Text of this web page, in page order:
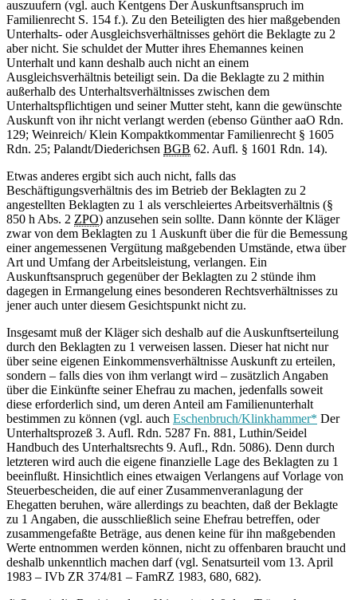
auszuufern (vgl. auch Kentgens Der Auskunftsanspruch im
Familienrecht S. 154 f.). Zu den Beteiligten des hier maßgebenden
Unterhalts- oder Ausgleichsverhältnisses gehört die Beklagte zu 2
aber nicht. Sie schuldet der Mutter ihres Ehemannes keinen
Unterhalt und kann deshalb auch nicht an einem
Ausgleichsverhältnis beteiligt sein. Da die Beklagte zu 2 mithin
außerhalb des Unterhaltsverhältnisses zwischen dem
Unterhaltspflichtigen und seiner Mutter steht, kann die gewünschte
Auskunft von ihr nicht verlangt werden (ebenso Günther aaO Rdn.
129; Weinreich/ Klein Kompaktkommentar Familienrecht § 1605
Rdn. 25; Palandt/Diederichsen BGB 62. Aufl. § 1601 Rdn. 14).
Etwas anderes ergibt sich auch nicht, falls das
Beschäftigungsverhältnis des im Betrieb der Beklagten zu 2
angestellten Beklagten zu 1 als verschleiertes Arbeitsverhältnis (§
850 h Abs. 2 ZPO) anzusehen sein sollte. Dann könnte der Kläger
zwar von dem Beklagten zu 1 Auskunft über die für die Bemessung
einer angemessenen Vergütung maßgebenden Umstände, etwa über
Art und Umfang der Arbeitsleistung, verlangen. Ein
Auskunftsanspruch gegenüber der Beklagten zu 2 stünde ihm
dagegen in Ermangelung eines besonderen Rechtsverhältnisses zu
jener auch unter diesem Gesichtspunkt nicht zu.
Insgesamt muß der Kläger sich deshalb auf die Auskunftserteilung
durch den Beklagten zu 1 verweisen lassen. Dieser hat nicht nur
über seine eigenen Einkommensverhältnisse Auskunft zu erteilen,
sondern – falls dies von ihm verlangt wird – zusätzlich Angaben
über die Einkünfte seiner Ehefrau zu machen, jedenfalls soweit
diese erforderlich sind, um deren Anteil am Familienunterhalt
bestimmen zu können (vgl. auch Eschenbruch/Klinkhammer* Der
Unterhaltsprozeß 3. Aufl. Rdn. 5287 Fn. 881, Luthin/Seidel
Handbuch des Unterhaltsrechts 9. Aufl., Rdn. 5086). Denn durch
letzteren wird auch die eigene finanzielle Lage des Beklagten zu 1
beeinflußt. Hinsichtlich eines etwaigen Verlangens auf Vorlage von
Steuerbescheiden, die auf einer Zusammenveranlagung der
Ehegatten beruhen, wäre allerdings zu beachten, daß der Beklagte
zu 1 Angaben, die ausschließlich seine Ehefrau betreffen, oder
zusammengefaßte Beträge, aus denen keine für ihn maßgebenden
Werte entnommen werden können, nicht zu offenbaren braucht und
deshalb unkenntlich machen darf (vgl. Senatsurteil vom 13. April
1983 – IVb ZR 374/81 – FamRZ 1983, 680, 682).